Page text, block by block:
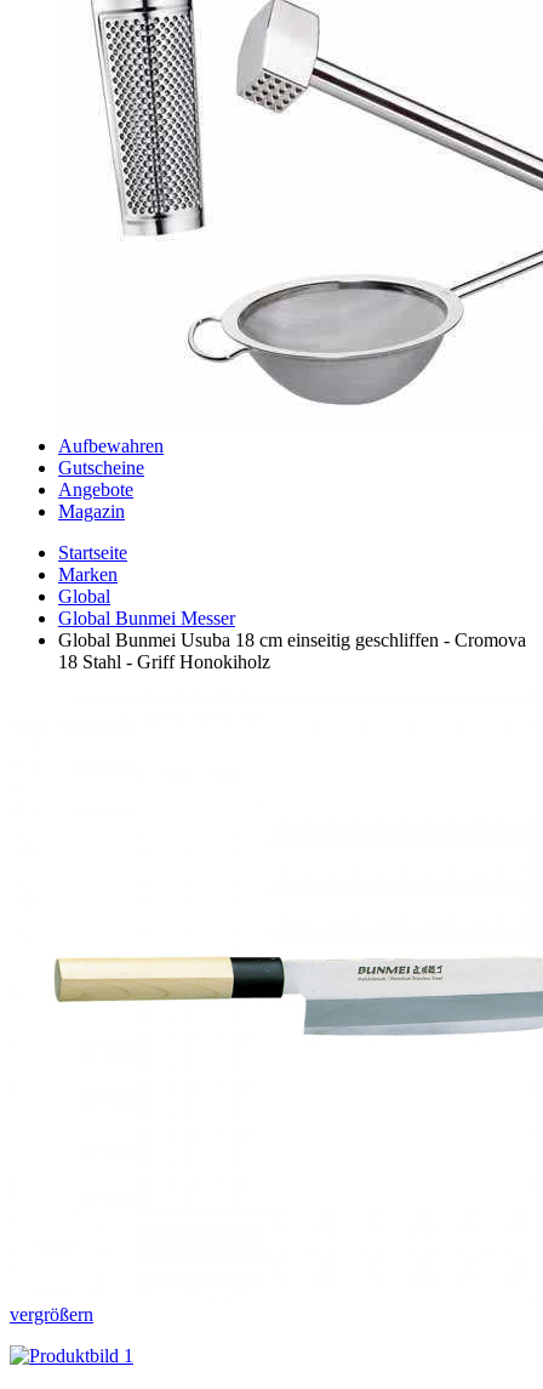
Aufbewahren
Gutscheine
Angebote
Magazin
Startseite
Marken
Global
Global Bunmei Messer
Global Bunmei Usuba 18 cm einseitig geschliffen - Cromova
18 Stahl - Griff Honokiholz
vergrößern